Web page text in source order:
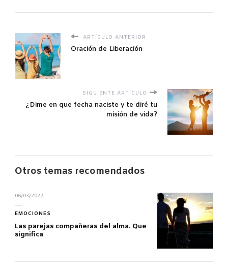
ARTÍCULO ANTERIOR
Oración de Liberación
SIGUIENTE ARTÍCULO
¿Dime en que fecha naciste y te diré tu
misión de vida?
Otros temas recomendados
06/03/2022
EMOCIONES
Las parejas compañeras del alma. Que
significa